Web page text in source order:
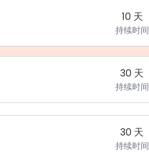
10 天
持续时间
30 天
持续时间
30 天
持续时间